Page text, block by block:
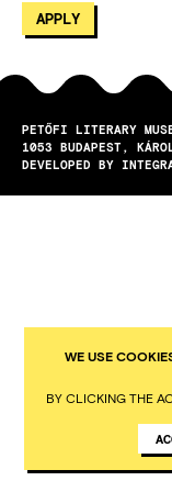
PETŐFI LITERARY
1053
BUDAPEST
DEVELOPED BY
WE USE
BY CLICKING THE